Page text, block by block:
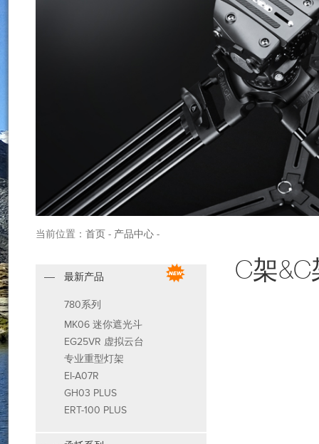
当前位置： 首页 - 产品中心 -
最新产品
780系列
MK06 迷你遮光斗
EG25VR 虚拟云台
专业重型灯架
EI-A07R
GH03 PLUS
ERT-100 PLUS
C架